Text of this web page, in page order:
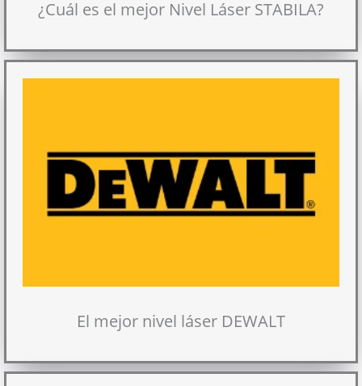
¿Cuál es el mejor Nivel Láser STABILA?
El mejor nivel láser DEWALT